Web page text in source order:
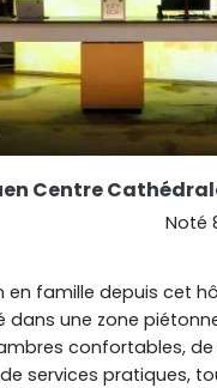
Centre
Noté
en famille depuis cet
dans une zone
confortables, de
services pratiques,